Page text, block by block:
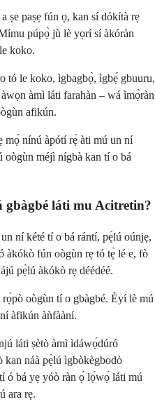
ṣe paṣẹ fún ọ, kan sí dókítà rẹ
púpọ̀ jù lè yọrí sí àkóràn
koko.
tó le koko, ìgbagbọ̀, ìgbẹ́ gbuuru,
àmì láti farahàn – wá ìmọ̀ràn
afikún.
mọ́ nínú àpótí rẹ̀ àti mú un ní
oògùn méjì nígbà kan tí o bá
gbàgbé láti mu Acitretin?
ní kété tí o bá rántí, pẹ̀lú oúnjẹ,
àkókò fún oògùn rẹ tó tẹ̀ lé e, fò
pẹ̀lú àkókò rẹ déédéé.
oògùn tí o gbàgbé. Èyí lè mú
àfikún àǹfààní.
láti ṣètò àmì ìdáwọ́dúró
náà pẹ̀lú ìgbòkègbodò
ó bá yẹ yóò ràn ọ́ lọ́wọ́ láti mú
ara rẹ.